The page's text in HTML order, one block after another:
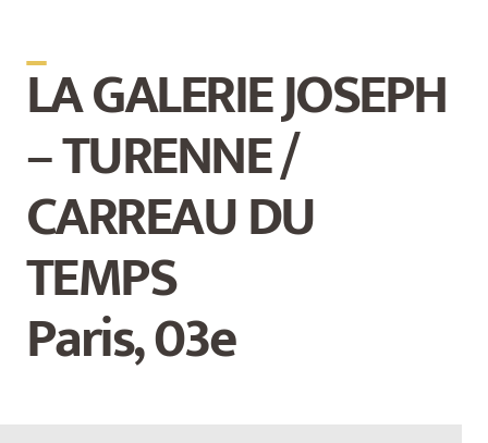
_
LA GALERIE JOSEPH
– TURENNE /
CARREAU DU
TEMPS
Paris, 03e